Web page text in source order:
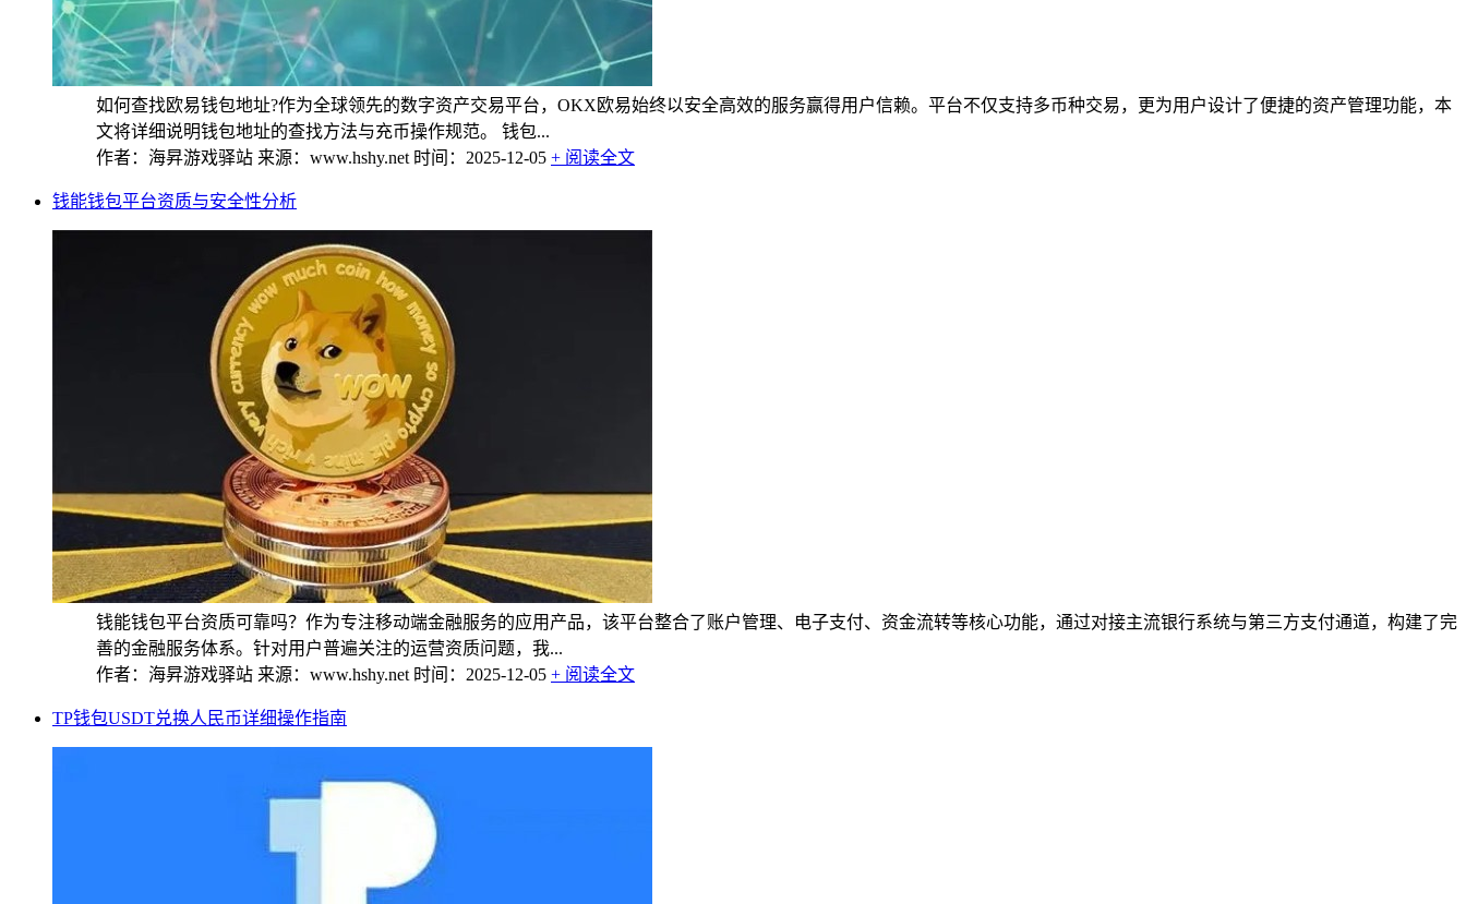
如何查找欧易钱包地址?作为全球领先的数字资产交易平台，OKX欧易始终以安全高效的服务赢得用户信赖。平台不仅支持多币种交易，更为用户设计了便捷的资产管理功能，本
文将详细说明钱包地址的查找方法与充币操作规范。 钱包...
作者：海昇游戏驿站 来源：www.hshy.net 时间：2025-12-05 + 阅读全文
钱能钱包平台资质与安全性分析
钱能钱包平台资质可靠吗？作为专注移动端金融服务的应用产品，该平台整合了账户管理、电子支付、资金流转等核心功能，通过对接主流银行系统与第三方支付通道，构建了完
善的金融服务体系。针对用户普遍关注的运营资质问题，我...
作者：海昇游戏驿站 来源：www.hshy.net 时间：2025-12-05 + 阅读全文
TP钱包USDT兑换人民币详细操作指南